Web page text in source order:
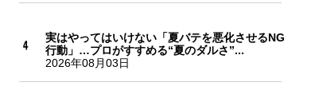
実はやってはいけない「夏バテを悪化させるNG
行動」…プロがすすめる“夏のダルさ”...
2026年08月03日